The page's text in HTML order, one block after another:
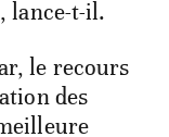
lance-t-il.
le recours
des